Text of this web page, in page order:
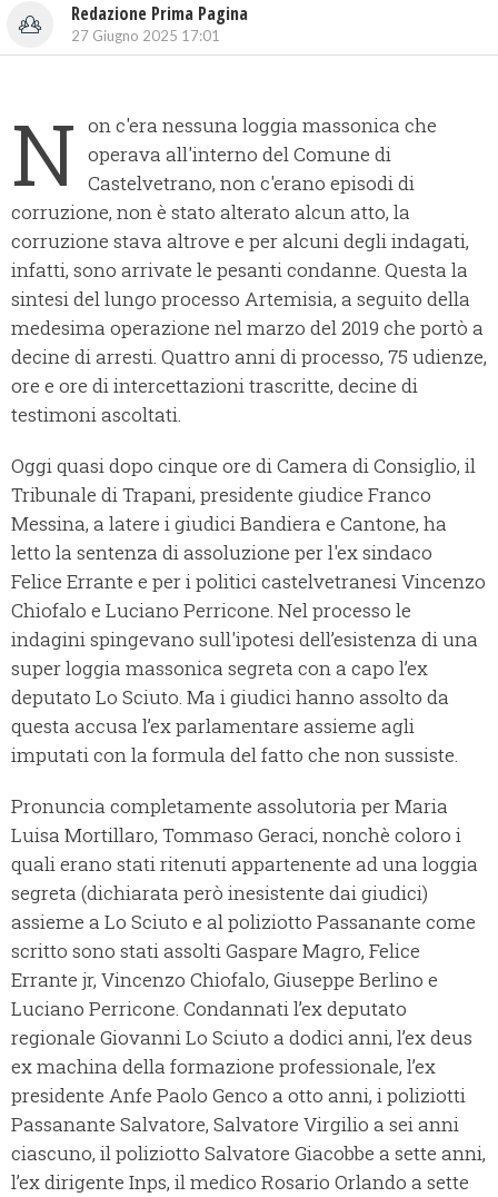
Redazione Prima Pagina
27 Giugno 2025 17:01
N on c'era nessuna loggia massonica che
operava all'interno del Comune di
Castelvetrano, non c'erano episodi di
corruzione, non è stato alterato alcun atto, la
corruzione stava altrove e per alcuni degli indagati,
infatti, sono arrivate le pesanti condanne. Questa la
sintesi del lungo processo Artemisia, a seguito della
medesima operazione nel marzo del 2019 che portò a
decine di arresti. Quattro anni di processo, 75 udienze,
ore e ore di intercettazioni trascritte, decine di
testimoni ascoltati.
Oggi quasi dopo cinque ore di Camera di Consiglio, il
Tribunale di Trapani, presidente giudice Franco
Messina, a latere i giudici Bandiera e Cantone, ha
letto la sentenza di assoluzione per l'ex sindaco
Felice Errante e per i politici castelvetranesi Vincenzo
Chiofalo e Luciano Perricone. Nel processo le
indagini spingevano sull'ipotesi dell’esistenza di una
super loggia massonica segreta con a capo l’ex
deputato Lo Sciuto. Ma i giudici hanno assolto da
questa accusa l’ex parlamentare assieme agli
imputati con la formula del fatto che non sussiste.
Pronuncia completamente assolutoria per Maria
Luisa Mortillaro, Tommaso Geraci, nonchè coloro i
quali erano stati ritenuti appartenente ad una loggia
segreta (dichiarata però inesistente dai giudici)
assieme a Lo Sciuto e al poliziotto Passanante come
scritto sono stati assolti Gaspare Magro, Felice
Errante jr, Vincenzo Chiofalo, Giuseppe Berlino e
Luciano Perricone. Condannati l’ex deputato
regionale Giovanni Lo Sciuto a dodici anni, l’ex deus
ex machina della formazione professionale, l’ex
presidente Anfe Paolo Genco a otto anni, i poliziotti
Passanante Salvatore, Salvatore Virgilio a sei anni
ciascuno, il poliziotto Salvatore Giacobbe a sette anni,
l’ex dirigente Inps, il medico Rosario Orlando a sette